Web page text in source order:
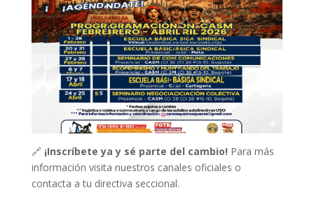
🔗 ¡Inscríbete ya y sé parte del cambio! Para más
información visita nuestros canales oficiales o
contacta a tu directiva seccional.